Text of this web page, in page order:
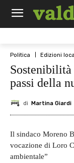
Politica Edizioni
passi della
di Martina Giardi
Il sindaco Moreno
vocazione di Loro
ambientale”